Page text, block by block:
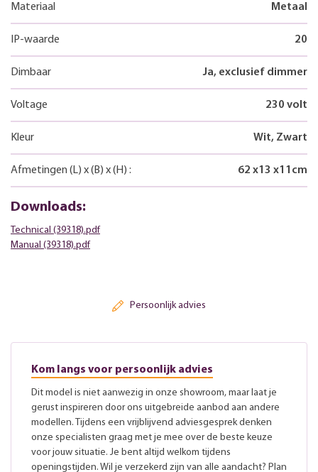
Materiaal Metaal
IP-waarde 20
Dimbaar Ja, exclusief dimmer
Voltage 230 volt
Kleur Wit, Zwart
Afmetingen (L) x(B) x(H) : 62 x13 x11 cm
Downloads:
Technical (39318).pdf
Manual (39318).pdf
Persoonlijk advies
Kom langs voor persoonlijk advies
Dit model is niet aanwezig in onze showroom, maar laat je
gerust inspireren door ons uitgebreide aanbod aan andere
modellen. Tijdens een vrijblijvend adviesgesprek denken
onze specialisten graag met je mee over de beste keuze
voor jouw situatie. Je bent altijd welkom tijdens
openingstijden. Wil je verzekerd zijn van alle aandacht? Plan